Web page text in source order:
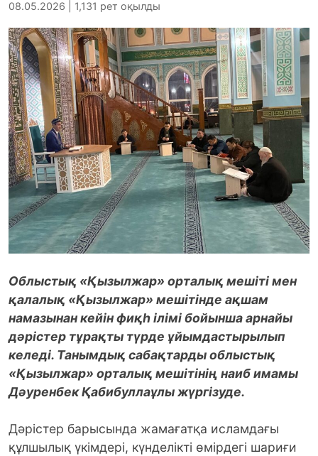
08.05.2026 | 1,131 рет оқылды
Облыстық «Қызылжар» орталық мешіті мен
қалалық «Қызылжар» мешітінде ақшам
намазынан кейін фиқһ ілімі бойынша арнайы
дәрістер тұрақты түрде ұйымдастырылып
келеді. Танымдық сабақтарды облыстық
«Қызылжар» орталық мешітінің наиб имамы
Дәуренбек Қабибуллаұлы жүргізуде.
Дәрістер барысында жамағатқа исламдағы
құлшылық үкімдері, күнделікті өмірдегі шариғи